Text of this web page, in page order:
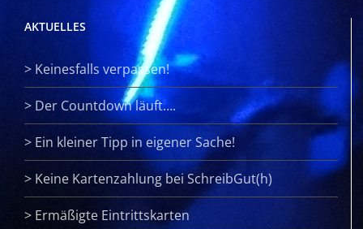
AKTUELLES
> Keinesfalls verpassen!
> Der Countdown läuft….
> Ein kleiner Tipp in eigener Sache!
> Keine Kartenzahlung bei SchreibGut(h)
> Ermäßigte Eintrittskarten